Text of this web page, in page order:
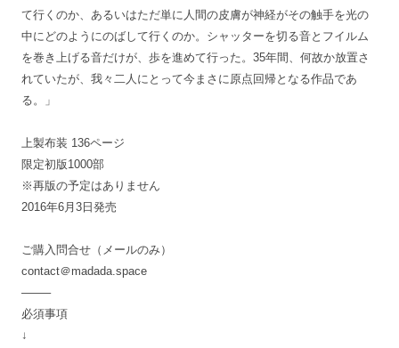
て行くのか、あるいはただ単に人間の皮膚が神経がその触手を光の
中にどのようにのばして行くのか。シャッターを切る音とフイルム
を巻き上げる音だけが、歩を進めて行った。35年間、何故か放置さ
れていたが、我々二人にとって今まさに原点回帰となる作品であ
る。」
上製布装 136ページ
限定初版1000部
※再版の予定はありません
2016年6月3日発売
ご購入問合せ（メールのみ）
contact＠madada.space
——–
必須事項
↓